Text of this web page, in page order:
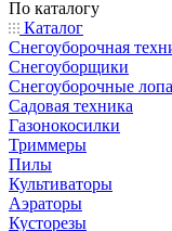
По каталогу
Каталог
Снегоуборочная
Снегоуборщики
Снегоуборочные
Садовая техника
Газонокосилки
Триммеры
Пилы
Культиваторы
Аэраторы
Кусторезы